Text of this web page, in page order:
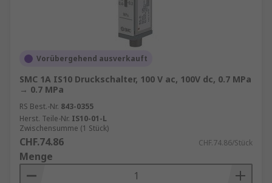
Vorübergehend ausverkauft
SMC 1A IS10 Druckschalter, 100 V ac, 100V dc, 0.7 MPa
→ 0.7 MPa
RS Best.-Nr. 843-0355
Herst. Teile-Nr. IS10-01-L
Zwischensumme (1 Stück)
CHF.74.86 CHF.74.86/Stück
Menge